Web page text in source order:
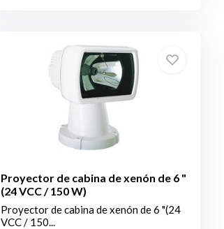
Proyector de cabina de xenón de 6 "
(24 VCC / 150 W)
Proyector de cabina de xenón de 6 "(24
VCC / 150...